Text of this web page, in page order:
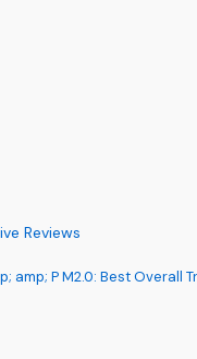
Reviews
amp; P M2.0: Best Overall